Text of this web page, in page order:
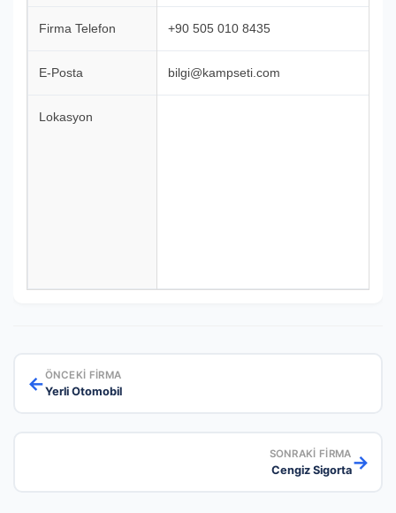
Firma Telefon +90 505 010 8435
E-Posta bilgi@kampseti.com
Lokasyon
←ÖNCEKI FIRMA
Yerli Otomobil
SONRAKI FIRMA
Cengiz Sigorta→